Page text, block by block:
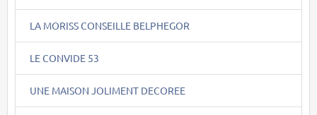
LA MORISS CONSEILLE BELPHEGOR
LE CONVIDE 53
UNE MAISON JOLIMENT DECOREE